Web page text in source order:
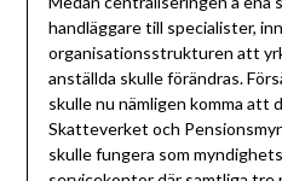
handläggare till specialister,
organisationsstrukturen att
anställda skulle förändras.
skulle nu nämligen komma att
Skatteverket och
skulle fungera som